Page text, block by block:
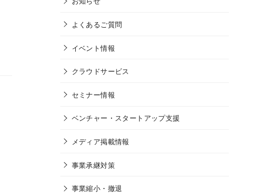
よくあるご質問
イベント情報
クラウドサービス
セミナー情報
ベンチャー・スタートアップ支援
メディア掲載情報
事業承継対策
事業縮小・撤退